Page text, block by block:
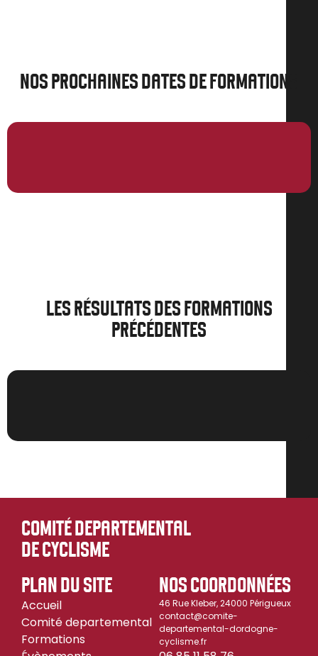
NOS PROCHAINES DATES DE FORMATIONS
LES RÉSULTATS DES FORMATIONS
PRÉCÉDENTES
COMITÉ DEPARTEMENTAL
DE CYCLISME
PLAN DU SITE
Accueil
Comité departemental
Formations
NOS COORDONNÉES
46 Rue Kleber, 24000 Périgueux
contact@comite-
departemental-dordogne-
cyclisme.fr